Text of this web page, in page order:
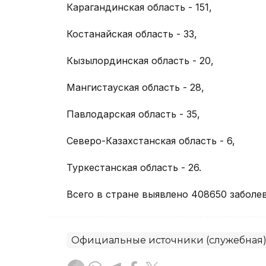
Карагандинская область - 151,
Костанайская область - 33,
Кызылординская область - 20,
Мангистауская область - 28,
Павлодарская область - 35,
Северо-Казахстанская область - 6,
Туркестанская область - 26.
Всего в стране выявлено 408650
Официальные источники (служебная)